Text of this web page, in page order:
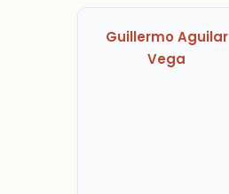
Guillermo Aguilar
Vega